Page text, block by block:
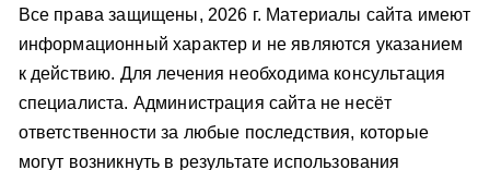
Все права защищены, 2026 г. Материалы сайта имеют
информационный характер и не являются указанием
к действию. Для лечения необходима консультация
специалиста. Администрация сайта не несёт
ответственности за любые последствия, которые
могут возникнуть в результате использования